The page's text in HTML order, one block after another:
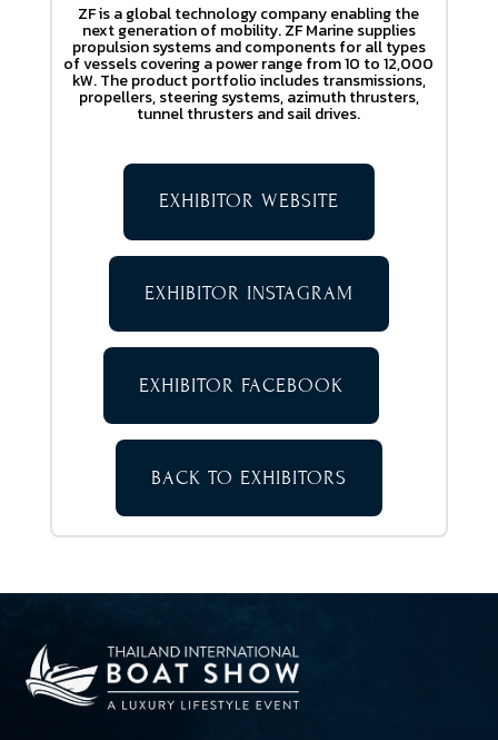
ZF is a global technology company enabling the
next generation of mobility. ZF Marine supplies
propulsion systems and components for all types
of vessels covering a power range from 10 to 12,000
kW. The product portfolio includes transmissions,
propellers, steering systems, azimuth thrusters,
tunnel thrusters and sail drives.
EXHIBITOR WEBSITE
EXHIBITOR INSTAGRAM
EXHIBITOR FACEBOOK
BACK TO EXHIBITORS